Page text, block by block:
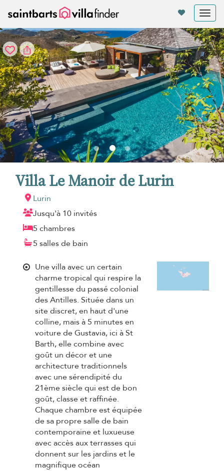
Villa Le Manoir de Lurin
Lurin
Jusqu'à 10 invités
5 chambres
5 salles de bain
Une villa avec un certain
charme tropical qui respire la
gentillesse du passé colonial
des Antilles. Située dans un
site discret, en haut d'une
colline, mais à 5 minutes en
voiture de Gustavia, ici à St
Barth, elle combine avec
goût un décor et une
architecture traditionnels
avec une sérendipité du
21ème siècle qui est de bon
goût, classe et raffinée.
Chaque chambre est équipée
de sa propre salle de bain
contemporaine et luxueuse
avec accès aux terrasses qui
donnent sur les jardins et le
magnifique océan
Vos paramètres de cookies